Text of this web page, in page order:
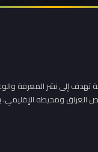
إلى نشر المعرفة
العراق ومحيطه